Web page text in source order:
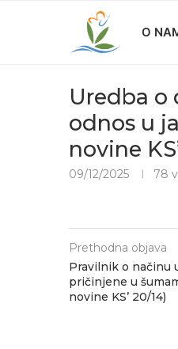
O
Uredba o
odnos u
novine
09/12/2025 78
Prethodna objava
Pravilnik o načinu
pričinjene u
novine KS’ 20/14)